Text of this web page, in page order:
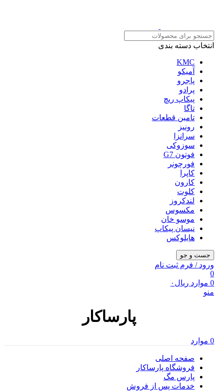
انتخاب دسته بندی
KMC
آمیکو
پاجرو
پرادو
پیکاپ ریچ
تاگا
تامین قطعات
رونیز
سرانزا
سوزوکی
فوتون G7
فورچونر
کاپرا
کارون
کلوت
لندکروز
مکسوس
موسو خان
نیسان پیکاپ
هایلوکس
جست و جو
ورود / فرم ثبت نام
0
0 موارد ریال ۰
منو
پارساکار
0 موارد
صفحه اصلی
فروشگاه پارساکار
پارس مگ
خدمات پس از فروش